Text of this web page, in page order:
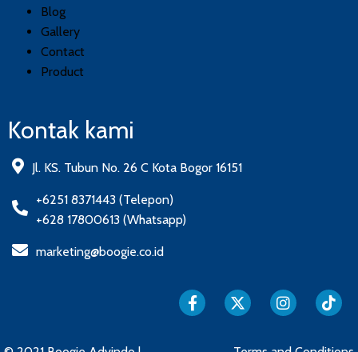
Blog
Gallery
Contact
Product
Kontak kami
Jl. KS. Tubun No. 26 C Kota Bogor 16151
+6251 8371443 (Telepon)
+628 17800613 (Whatsapp)
marketing@boogie.co.id